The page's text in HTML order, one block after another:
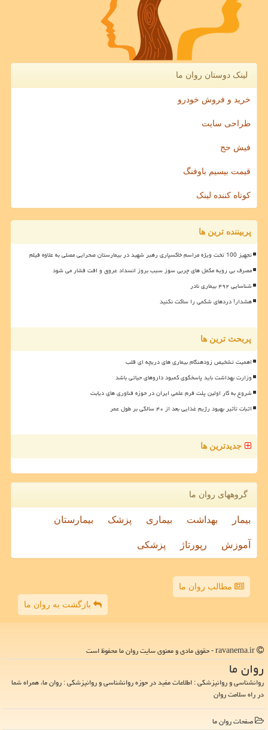
لینک دوستان روان ما
خرید و فروش خودرو
طراحی سایت
فیش حج
قیمت بیسیم باوفنگ
کوتاه کننده لینک
پربیننده ترین ها
تجهیز 100 تخت ویژه مراسم خاکسپاری رهبر شهید در بیمارستان صحرایی مصلی به علاوه فیلم
مصرف بی رویه مکمل های چربی سوز سبب بروز انسداد عروق و افت فشار می شود
شناسایی ۴۹۲ بیماری نادر
هشدار! دردهای شکمی را ساکت نکنید
پربحث ترین ها
اهمیت تشخیص زودهنگام بیماری های دریچه ای قلب
وزارت بهداشت باید پاسخگوی کمبود داروهای حیاتی باشد
شروع به کار اولین پلت فرم علمی ایران در حوزه فناوری های دیابت
اثبات تأثیر بهبود رژیم غذایی بعد از ۴۰ سالگی بر طول عمر
جدیدترین ها
گروههای روان ما
بیمار بهداشت بیماری پزشک بیمارستان
آموزش رپورتاژ پزشکی
مطالب روان ما
بازگشت به روان ما
روان ما
روانشناسی و روانپزشکی : اطلاعات مفید در حوزه روانشناسی و روانپزشکی : روان ما، همراه شما
در راه سلامت روان
صفحات روان ما